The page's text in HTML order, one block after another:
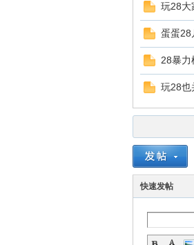
玩28大
蛋蛋28
28暴力
玩28也
快速发帖